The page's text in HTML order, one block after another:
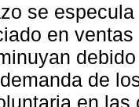
se
en
de
en